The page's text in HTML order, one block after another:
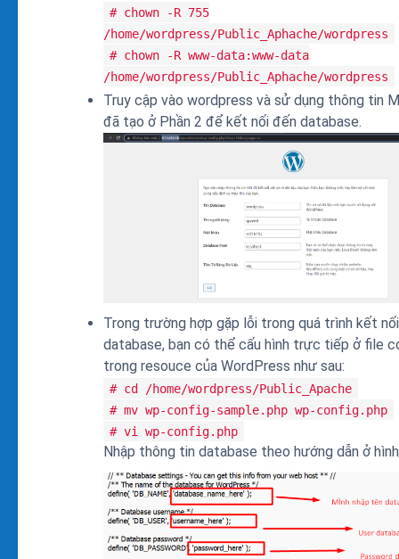
# chown -R 755
/home/wordpress/Public_Aphache/wordpress
# chown -R www-data:www-data
/home/wordpress/Public_Aphache/wordpress
Truy cập vào wordpress và sử dụng thông tin
đã tạo ở Phần 2 để kết nối đến database.
Trong trường hợp gặp lỗi trong quá trình kết nối
database, bạn có thể cấu hình trực tiếp ở file
trong resouce của WordPress như sau:
# cd /home/wordpress/Public_Apache
# mv wp-config-sample.php wp-config.php
# vi wp-config.php
Nhập thông tin database theo hướng dẫn ở